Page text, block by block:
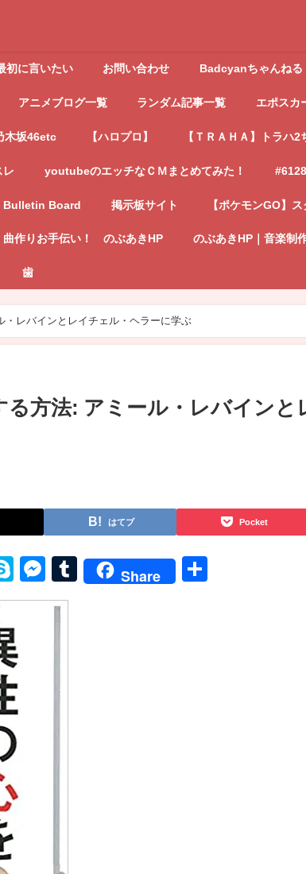
初に言いたい お問い合わせ Badcyanちゃんねる
アニメブログ一覧 ランダム記事一覧 エポスカ
木坂46etc 【ハロプロ】 【ＴＲＡＨＡ】トラハ2
レ youtubeのエッチなＣＭまとめてみた！
Bulletin Board 掲示板サイト 【ポケモンGO】
曲作りお手伝い！ のぶあきHP のぶあきHP｜音楽制
歯
レバインとレイチェル・ヘラーに学ぶ
方法: アミール・レバインと
はてブ Pocket
SkypeMessenger
Tumblr
Share